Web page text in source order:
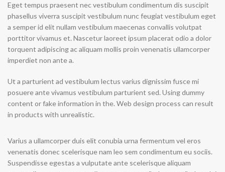
Eget tempus praesent nec vestibulum condimentum dis suscipit
phasellus viverra suscipit vestibulum nunc feugiat vestibulum eget
a semper id elit nullam vestibulum maecenas convallis volutpat
porttitor vivamus et. Nascetur laoreet ipsum placerat odio a dolor
torquent adipiscing ac aliquam mollis proin venenatis ullamcorper
imperdiet non ante a.
Ut a parturient ad vestibulum lectus varius dignissim fusce mi
posuere ante vivamus vestibulum parturient sed. Using dummy
content or fake information in the. Web design process can result
in products with unrealistic.
Varius a ullamcorper duis elit conubia urna fermentum vel eros
venenatis donec scelerisque nam leo sem condimentum eu sociis.
Suspendisse egestas a vulputate ante scelerisque aliquam